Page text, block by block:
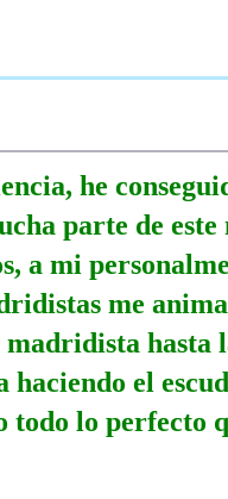
he
parte de este
a mi
me
hasta
haciendo el
lo perfecto